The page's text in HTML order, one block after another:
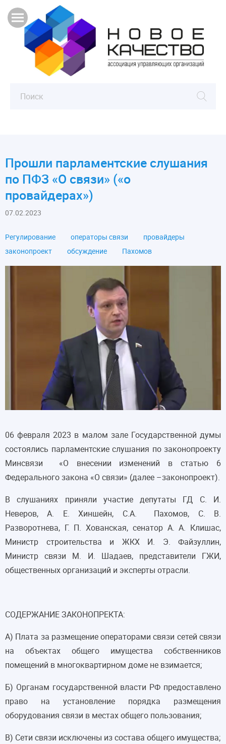
Прошли парламентские слушания
по ПФЗ «О связи» («о
провайдерах»)
07.02.2023
Регулирование операторы связи
провайдеры
законопроект
обсуждение Пахомов
06 февраля 2023 в малом зале Государственной думы
состоялись парламентские слушания по законопроекту
Минсвязи «О внесении изменений в статью 6
Федерального закона «О связи» (далее –законопроект).
В слушаниях приняли участие депутаты ГД С. И.
Неверов, А. Е. Хиншейн, С.А. Пахомов, С. В.
Разворотнева, Г. П. Хованская, сенатор А. А. Клишас,
Министр строительства и ЖКХ И. Э. Файзуллин,
Министр связи М. И. Шадаев, представители ГЖИ,
общественных организаций и эксперты отрасли.
СОДЕРЖАНИЕ ЗАКОНОПРЕКТА:
А) Плата за размещение операторами связи сетей связи
на объектах общего имущества собственников
помещений в многоквартирном доме не взимается;
Б) Органам государственной власти РФ предоставлено
право на установление порядка размещения
оборудования связи в местах общего пользования;
В) Сети связи исключены из состава общего имущества;